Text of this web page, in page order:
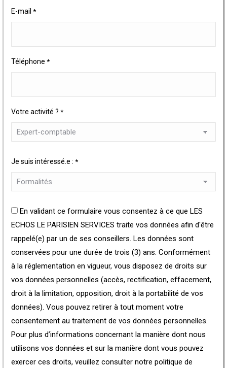
E-mail *
Téléphone *
Votre activité ? *
Je suis intéressé.e : *
En validant ce formulaire vous consentez à ce que LES
ECHOS LE PARISIEN SERVICES traite vos données afin d'être
rappelé(e) par un de ses conseillers. Les données sont
conservées pour une durée de trois (3) ans. Conformément
à la réglementation en vigueur, vous disposez de droits sur
vos données personnelles (accès, rectification, effacement,
droit à la limitation, opposition, droit à la portabilité de vos
données). Vous pouvez retirer à tout moment votre
consentement au traitement de vos données personnelles.
Pour plus d’informations concernant la manière dont nous
utilisons vos données et sur la manière dont vous pouvez
exercer ces droits, veuillez consulter notre politique de